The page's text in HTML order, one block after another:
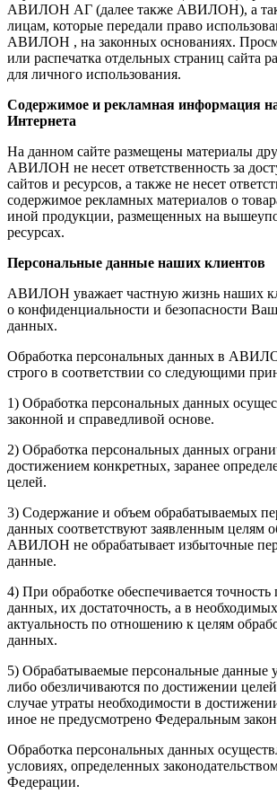
АВИЛОН АГ (далее также АВИЛОН), а
лицам, которые передали право
АВИЛОН , на законных основаниях.
или распечатка отдельных страниц сайта
для личного использования.
Содержимое и рекламная информация на
Интернета
На данном сайте размещены материалы
АВИЛОН не несет ответственность за
сайтов и ресурсов, а также не несет
содержимое рекламных материалов о
иной продукции, размещенных на
ресурсах.
Персональные данные наших клиентов
АВИЛОН уважает частную жизнь наших
о конфиденциальности и безопасности
данных.
Обработка персональных данных в
строго в соответствии со следующими
1) Обработка персональных данных
законной и справедливой основе.
2) Обработка персональных данных
достижением конкретных, заранее
целей.
3) Содержание и объем обрабатываемых
данных соответствуют заявленным целям
АВИЛОН не обрабатывает избыточные
данные.
4) При обработке обеспечивается
данных, их достаточность, а в
актуальность по отношению к целям
данных.
5) Обрабатываемые персональные данные
либо обезличиваются по достижении
случае утраты необходимости в
иное не предусмотрено Федеральным
Обработка персональных данных
условиях, определенных
Федерации.